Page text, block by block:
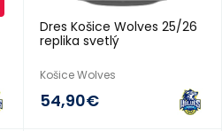
Dres Košice Wolves 25/26
replika svetlý
Košice Wolves
54,90€